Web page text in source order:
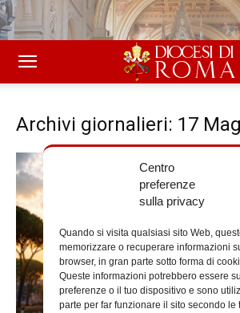
Centro
preferenze
sulla privacy
Quando si visita qualsiasi sito Web,
memorizzare o recuperare informazioni
browser, in gran parte sotto forma di
Queste informazioni potrebbero essere
preferenze o il tuo dispositivo e sono
parte per far funzionare il sito secondo le
Archivi giornalieri: 17